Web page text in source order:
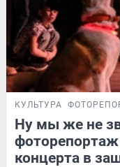
КУЛЬТУРА
Ну мы же не
концерта в